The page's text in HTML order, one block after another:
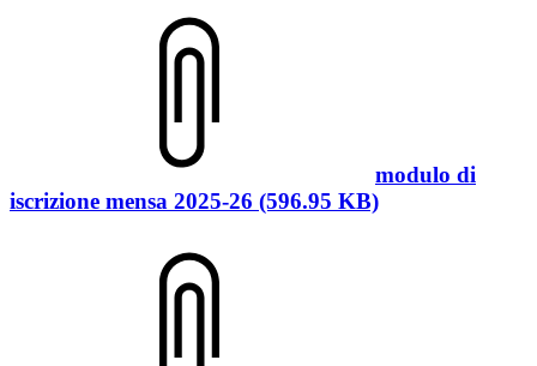
modulo di
iscrizione mensa 2025-26 (596.95 KB)